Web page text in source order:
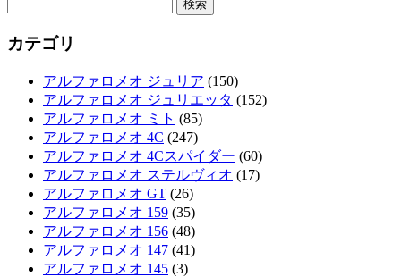
カテゴリ
アルファロメオ ジュリア (150)
アルファロメオ ジュリエッタ (152)
アルファロメオ ミト (85)
アルファロメオ 4C (247)
アルファロメオ 4Cスパイダー (60)
アルファロメオ ステルヴィオ (17)
アルファロメオ GT (26)
アルファロメオ 159 (35)
アルファロメオ 156 (48)
アルファロメオ 147 (41)
アルファロメオ 145 (3)